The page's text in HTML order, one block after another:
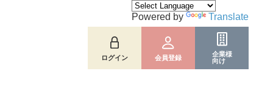
ログイン 会員登録
企業様
向け
Powered by Translate